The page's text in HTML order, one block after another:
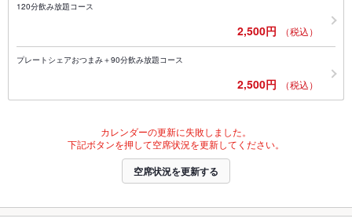
120分飲み放題コース
2,500円 （税込）
プレートシェアおつまみ＋90分飲み放題コース
2,500円 （税込）
カレンダーの更新に失敗しました。
下記ボタンを押して空席状況を更新してください。
空席状況を更新する